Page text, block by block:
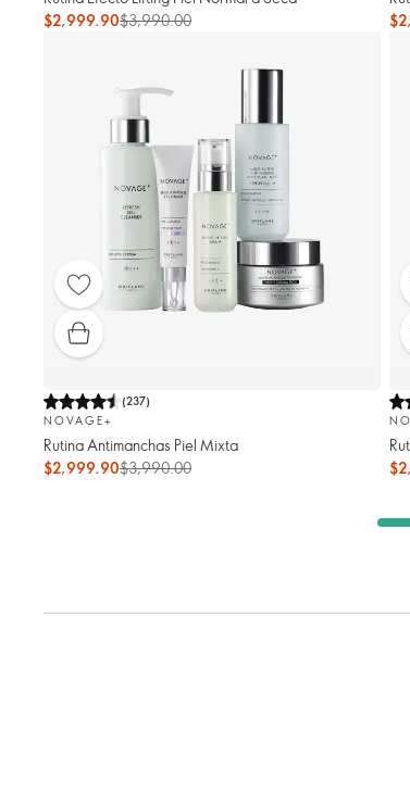
$2,999.90$3,990.00
(237)
NOVAGE+
Rutina Antimanchas Piel Mixta
$2,999.90$3,990.00